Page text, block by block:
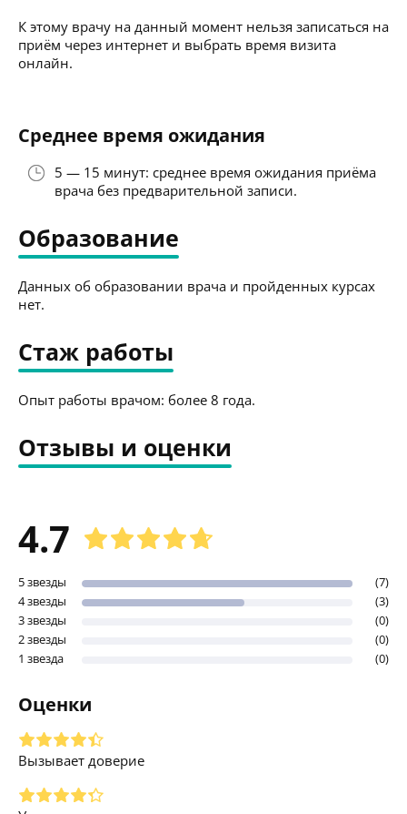
К этому врачу на данный момент нельзя записаться на
приём через интернет и выбрать время визита
онлайн.
Среднее время ожидания
5 — 15 минут: среднее время ожидания приёма
врача без предварительной записи.
Образование
Данных об образовании врача и пройденных курсах
нет.
Стаж работы
Опыт работы врачом: более 8 года.
Отзывы и оценки
4.7
5 звезды
(7)
4 звезды
(3)
3 звезды
(0)
2 звезды
(0)
1 звезда
(0)
Оценки
Вызывает доверие